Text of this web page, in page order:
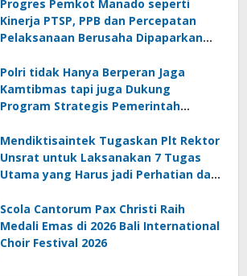
Progres Pemkot Manado seperti
Kinerja PTSP, PPB dan Percepatan
Pelaksanaan Berusaha Dipaparkan
dan Hilirisasi/BKPM
Polri tidak Hanya Berperan Jaga
Kamtibmas tapi juga Dukung
Program Strategis Pemerintah
Pangan
Mendiktisaintek Tugaskan Plt Rektor
Unsrat untuk Laksanakan 7 Tugas
Utama yang Harus jadi Perhatian dan
Scola Cantorum Pax Christi Raih
Medali Emas di 2026 Bali International
Choir Festival 2026